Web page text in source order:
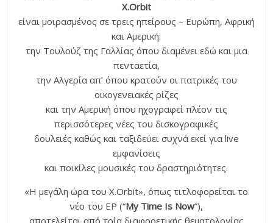
X.Orbit
είναι μοιρασμένος σε τρεις ηπείρους – Ευρώπη, Αφρική
και Αμερική:
την Τουλούζ της Γαλλίας όπου διαμένει εδώ και μια
πενταετία,
την Αλγερία απ’ όπου κρατούν οι πατρικές του
οικογενειακές ρίζες
και την Αμερική όπου ηχογραφεί πλέον τις
περισσότερες νέες του δισκογραφικές
δουλειές καθώς και ταξιδεύει συχνά εκεί για live
εμφανίσεις
και ποικίλες μουσικές του δραστηριότητες.
«Η μεγάλη ώρα του X.Orbit», όπως τιτλοφορείται το
νέο του EP (“My Time Is Now”),